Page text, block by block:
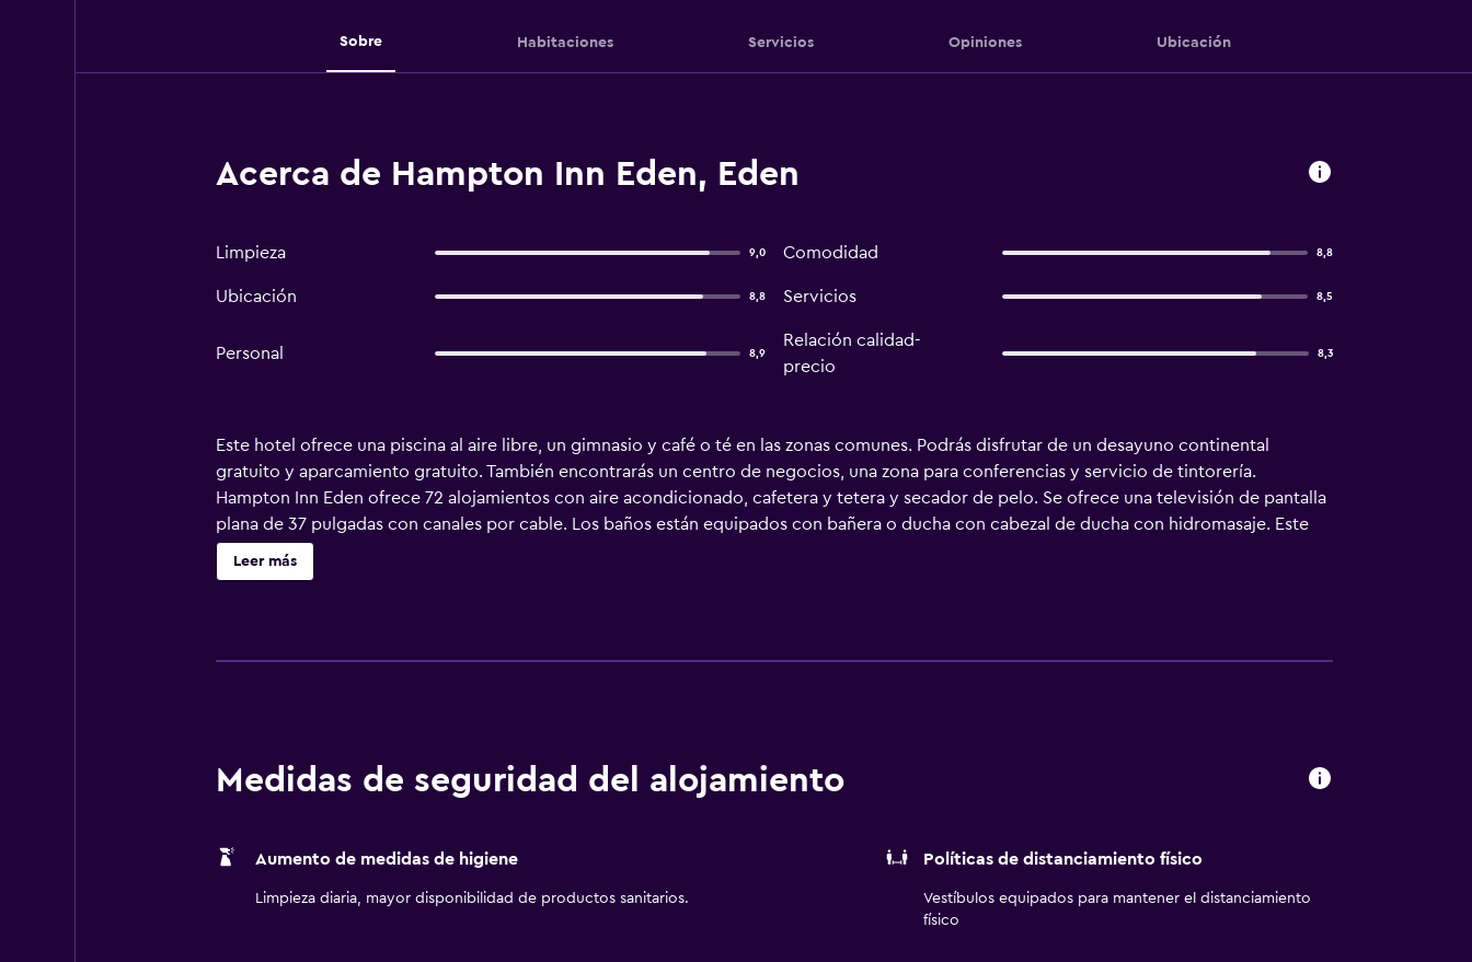
Sobre Habitaciones Servicios Opiniones Ubicación
Acerca de Hampton Inn Eden, Eden
Limpieza 9,0 Comodidad 8,8
Ubicación 8,8 Servicios 8,5
Personal 8,9
Relación calidad-
precio
8,3
Este hotel ofrece una piscina al aire libre, un gimnasio y café o té en las zonas comunes. Podrás disfrutar de un desayuno continental
gratuito y aparcamiento gratuito. También encontrarás un centro de negocios, una zona para conferencias y servicio de tintorería.
Hampton Inn Eden ofrece 72 alojamientos con aire acondicionado, cafetera y tetera y secador de pelo. Se ofrece una televisión de pantalla
plana de 37 pulgadas con canales por cable. Los baños están equipados con bañera o ducha con cabezal de ducha con hidromasaje. Este
hotel en Eden ofrece acceso a Internet por cable y wifi gratis. Los servicios para las personas de negocios incluyen teléfono con llamadas
locales gratuitas (pueden existir restricciones). Se ofrece servicio de limpieza todos los días. Los servicios de ocio y esparcimiento en este
Leer más
Medidas de seguridad del alojamiento
Aumento de medidas de higiene
Limpieza diaria, mayor disponibilidad de productos sanitarios.
Políticas de distanciamiento físico
Vestíbulos equipados para mantener el distanciamiento
físico